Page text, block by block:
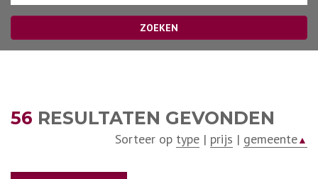
ZOEKEN
56 RESULTATEN GEVONDEN
Sorteer op type | prijs | gemeente▲